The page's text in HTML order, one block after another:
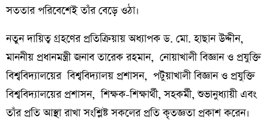
সততার পরিবেশেই তাঁর বেড়ে ওঠা।
নতুন দায়িত্ব গ্রহণের প্রতিক্রিয়ায় অধ্যাপক ড. মো. হাছান উদ্দীন,
মাননীয় প্রধানমন্ত্রী জনাব তারেক রহমান, নোয়াখালী বিজ্ঞান ও প্রযুক্তি
বিশ্ববিদ্যালয়ের বিশ্ববিদ্যালয় প্রশাসন, পটুয়াখালী বিজ্ঞান ও প্রযুক্তি
বিশ্ববিদ্যালয়ের প্রশাসন, শিক্ষক-শিক্ষার্থী, সহকর্মী, শুভানুধ্যায়ী এবং
তাঁর প্রতি আস্থা রাখা সংশ্লিষ্ট সকলের প্রতি কৃতজ্ঞতা প্রকাশ করেন।